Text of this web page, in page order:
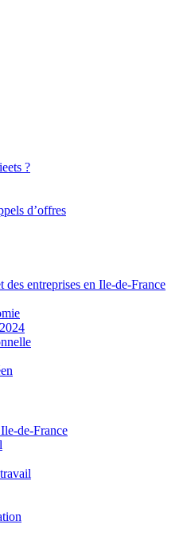
?
d’offres
des entreprises en Ile-de-France
de-France